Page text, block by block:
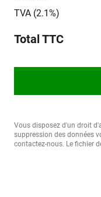
TVA (2.1%)
Total TTC
Vous disposez d'un droit
suppression des données
contactez-nous. Le fichier